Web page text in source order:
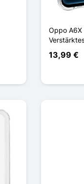
Oppo A6X
13,99 €